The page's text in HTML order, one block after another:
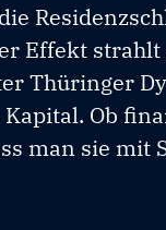
Effekt
Thüringer
Ob
man sie mit